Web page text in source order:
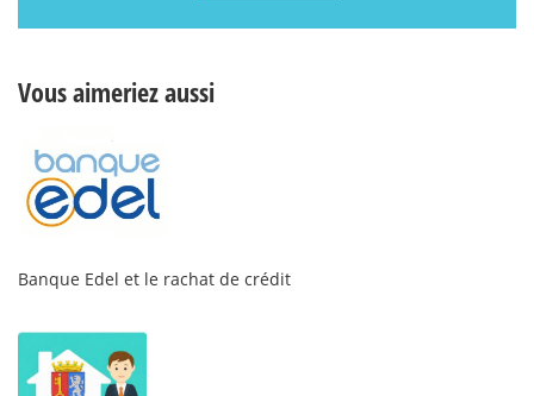
Vous aimeriez aussi
Banque Edel et le rachat de crédit